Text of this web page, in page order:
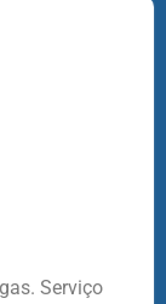
Serviço